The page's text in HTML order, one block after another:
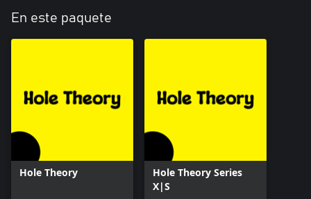
En este paquete
Hole Theory
Hole Theory Series
X|S